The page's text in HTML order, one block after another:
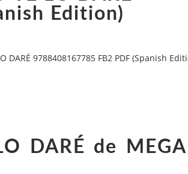
Edition)
9788408167785 FB2 PDF (Spanish
DARÉ de